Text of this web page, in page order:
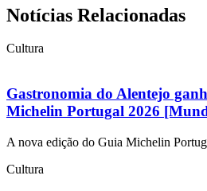
Notícias Relacionadas
Cultura
Gastronomia do Alentejo
Michelin Portugal 2026
A nova edição do Guia Michelin
Cultura